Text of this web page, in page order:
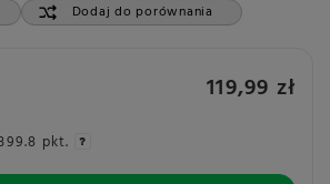
Dodaj do porównania
119,99 zł
pkt.